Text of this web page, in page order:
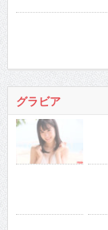
2021/